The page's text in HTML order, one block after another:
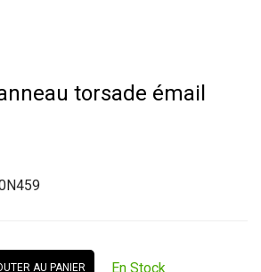
torsade émail
AU PANIER En Stock